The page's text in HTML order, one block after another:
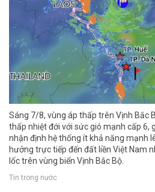
Sáng 7/8, vùng áp thấp trên Vịnh Bắc
thấp nhiệt đới với sức gió mạnh cấp 6,
nhận định hệ thống ít khả năng mạnh
hưởng trực tiếp đến đất liền Việt Nam
lốc trên vùng biển Vịnh Bắc Bộ.
Tin trong nước